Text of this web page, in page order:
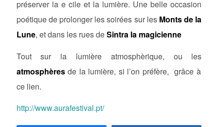
préserver la e cile et la lumière. Une belle occasion
poétique de prolonger les soirées sur les Monts de la
Lune, et dans les rues deSintra la magicienne
Tout sur la lumière atmosphèrique, ou les
atmosphèresde la lumière, si l’on préfère, grâce à
ce lien.
http://www.aurafestival.pt/